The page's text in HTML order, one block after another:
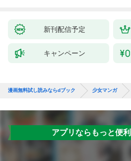
新刊配信予定
キャンペーン
漫画無料試し読みならdブック 少女マンガ
アプリならもっと便